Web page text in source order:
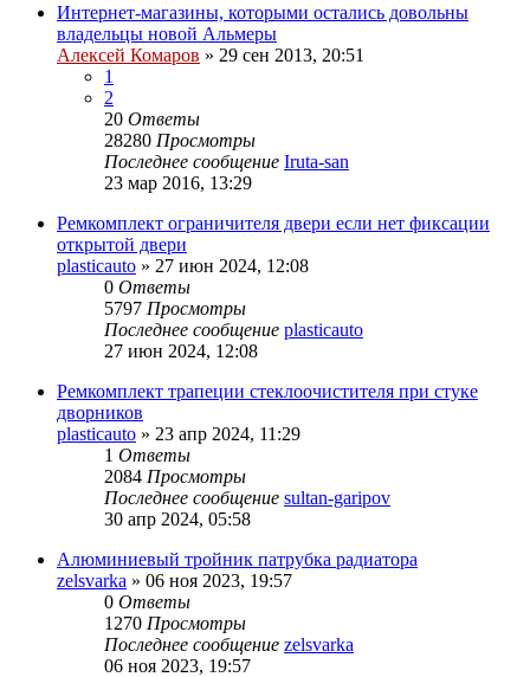
Интернет-магазины, которыми остались довольны
владельцы новой Альмеры
Алексей Комаров » 29 сен 2013, 20:51
1
2
20 Ответы
28280 Просмотры
Последнее сообщение Iruta-san
23 мар 2016, 13:29
Ремкомплект ограничителя двери если нет фиксации
открытой двери
plasticauto » 27 июн 2024, 12:08
0 Ответы
5797 Просмотры
Последнее сообщение plasticauto
27 июн 2024, 12:08
Ремкомплект трапеции стеклоочистителя при стуке
дворников
plasticauto » 23 апр 2024, 11:29
1 Ответы
2084 Просмотры
Последнее сообщение sultan-garipov
30 апр 2024, 05:58
Алюминиевый тройник патрубка радиатора
zelsvarka » 06 ноя 2023, 19:57
0 Ответы
1270 Просмотры
Последнее сообщение zelsvarka
06 ноя 2023, 19:57